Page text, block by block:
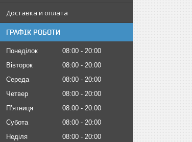
Доставка и оплата
ГРАФІК РОБОТИ
Понеділок 08:00
20:00
Вівторок
08:00
20:00
Середа
08:00
20:00
Четвер
08:00
20:00
Пʼятниця
08:00
20:00
Субота
08:00
20:00
Неділя
08:00 20:00